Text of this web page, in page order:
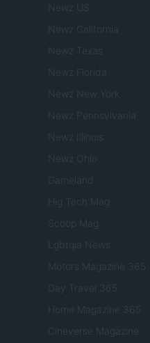
Newz US
Newz California
Newz Texas
Newz Florida
Newz New York
Newz Pennsylvania
Newz Illinois
Newz Ohio
Gameland
Hig Tech Mag
Scoop Mag
Lgbtqia News
Motors Magazine 365
Day Travel 365
Home Magazine 365
Cineverse Magazine